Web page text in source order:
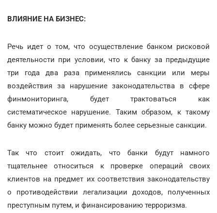
ВЛИЯНИЕ НА БИЗНЕС:
Речь идет о том, что осуществление банком рисковой
деятельности при условии, что к банку за предыдущие
три года два раза применялись санкции или меры
воздействия за нарушение законодательства в сфере
финмониторинга, будет трактоваться как
систематическое нарушение. Таким образом, к такому
банку можно будет применять более серьезные санкции.
Так что стоит ожидать, что банки будут намного
тщательнее относиться к проверке операций своих
клиентов на предмет их соответствия законодательству
о противодействии легализации доходов, полученных
преступным путем, и финансированию терроризма.